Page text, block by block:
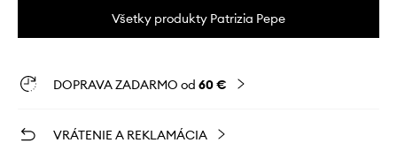
Všetky produkty Patrizia Pepe
DOPRAVA ZADARMO od 60 €
VRÁTENIE A REKLAMÁCIA